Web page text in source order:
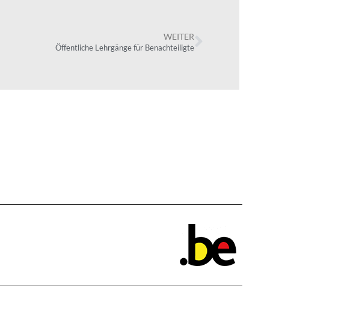
WEITER
Öffentliche Lehrgänge für Benachteiligte